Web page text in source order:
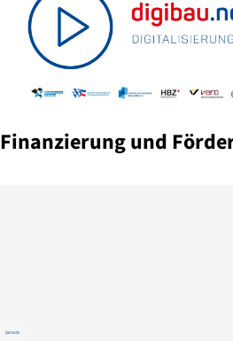
Finanzierung und